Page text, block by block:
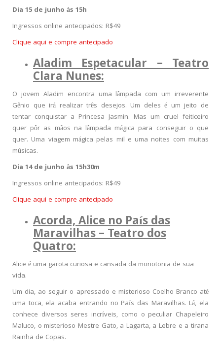
Dia 15 de junho às 15h
Ingressos online antecipados: R$49
Clique aqui e compre antecipado
Aladim Espetacular – Teatro
Clara Nunes:
O jovem Aladim encontra uma lâmpada com um irreverente
Gênio que irá realizar três desejos. Um deles é um jeito de
tentar conquistar a Princesa Jasmin. Mas um cruel feiticeiro
quer pôr as mãos na lâmpada mágica para conseguir o que
quer. Uma viagem mágica pelas mil e uma noites com muitas
músicas.
Dia 14 de junho às 15h30m
Ingressos online antecipados: R$49
Clique aqui e compre antecipado
Acorda, Alice no País das
Maravilhas – Teatro dos
Quatro:
Alice é uma garota curiosa e cansada da monotonia de sua
vida.
Um dia, ao seguir o apressado e misterioso Coelho Branco até
uma toca, ela acaba entrando no País das Maravilhas. Lá, ela
conhece diversos seres incríveis, como o peculiar Chapeleiro
Maluco, o misterioso Mestre Gato, a Lagarta, a Lebre e a tirana
Rainha de Copas.